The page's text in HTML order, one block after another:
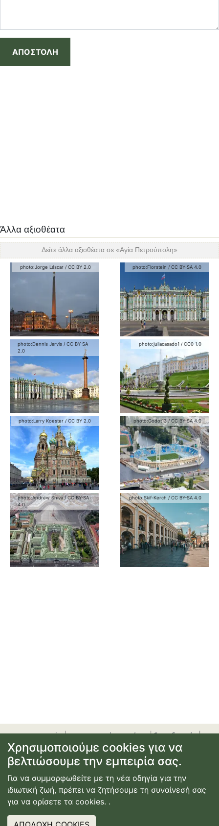
ΑΠΟΣΤΟΛΗ
Άλλα αξιοθέατα
Δείτε άλλα αξιοθέατα σε «Αγία Πετρούπολη»
photo:Jorge Láscar / CC BY 2.0 photo:Florstein / CC BY-SA 4.0
photo:Dennis Jarvis / CC BY-SA
2.0
photo:juliacasado1 / CC0 1.0
photo:Larry Koester / CC BY 2.0 photo:Godot13 / CC BY-SA 4.0
photo:Andrew Shiva /CC BY-SA
4.0
photo:Skif-Kerch / CC BY-SA 4.0
προσφορές|αεροπορικά εισιτήρια|ξενοδοχεία|
ενοικίαση αυτοκινήτου|ακτοπλοϊκά εισιτήρια|
ή σύνδεση| επικοινωνία | όροι χρήσης|πολιτική
απορρήτου
© Copyright2026 Κατασκευή Ιστοσελίδας
Webdimension
Χρησιμοποιούμε cookies για να
βελτιώσουμε την εμπειρία σας.
Για να συμμορφωθείτε με τη νέα οδηγία για την
ιδιωτική ζωή, πρέπει να ζητήσουμε τη συναίνεσή σας
για να ορίσετε τα cookies. .